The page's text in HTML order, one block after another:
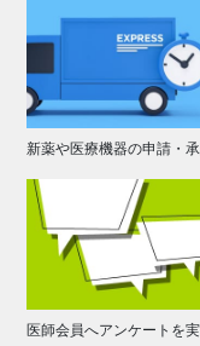
新薬や医療機器の申請・
医師会員へアンケートを